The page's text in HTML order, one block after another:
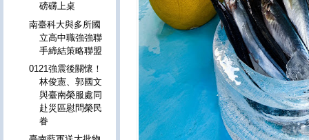
磅礴上桌
南臺科大與多所國
立高中職強強聯
手締結策略聯盟
0121強震後關懷！
林俊憲、郭國文
與臺南榮服處同
赴災區慰問榮民
眷